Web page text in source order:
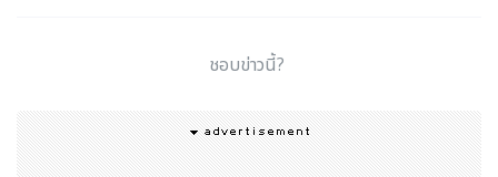
ชอบข่าวนี้?